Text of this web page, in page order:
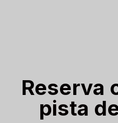
Reserva
pista